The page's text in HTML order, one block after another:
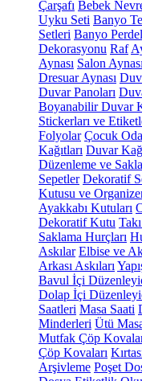
Çarşafı Bebek
Uyku Seti Banyo
Setleri Banyo
Dekorasyonu Raf
Aynası Salon Aynası
Dresuar Aynası
Duvar Panoları
Boyanabilir Duvar
Stickerları ve
Folyolar Çocuk
Kağıtları Duvar
Düzenleme ve
Sepetler Dekoratif
Kutusu ve
Ayakkabı Kutuları
Dekoratif Kutu
Saklama Hurçları
Askılar Elbise ve
Arkası Askıları
Bavul İçi
Dolap İçi
Saatleri Masa Saati
Minderleri Ütü
Mutfak Çöp
Çöp Kovaları
Arşivleme Poşet